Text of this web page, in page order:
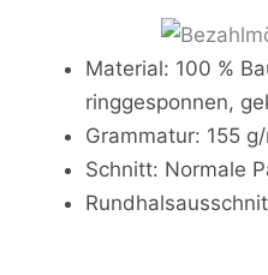
Material: 100 %
ringgesponnen,
Grammatur: 155 g/
Schnitt: Normale